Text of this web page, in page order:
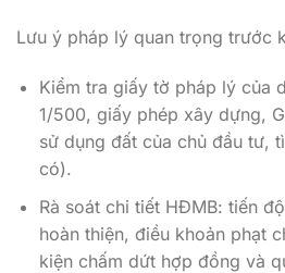
Lưu ý pháp lý quan trọng trước
Kiểm tra giấy tờ pháp lý của
1/500, giấy phép xây dựng,
sử dụng đất của chủ đầu tư,
có).
Rà soát chi tiết HĐMB: tiến
hoàn thiện, điều khoản phạt
kiện chấm dứt hợp đồng và